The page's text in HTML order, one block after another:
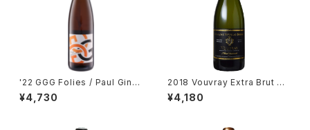
'22 GGG Folies / Paul Gingl
inger
¥4,730
2018 Vouvray Extra Brut Re
serve / Dm. Brunet
¥4,180